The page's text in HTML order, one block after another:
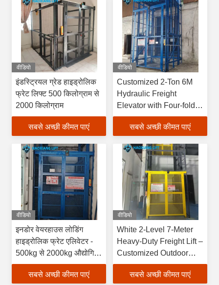
वीडियो
इंडस्ट्रियल ग्रेड हाइड्रोलिक
फ्रेट लिफ्ट 500 किलोग्राम से
2000 किलोग्राम
सबसे अच्छी कीमत पाएं
वीडियो
Customized 2-Ton 6M
Hydraulic Freight
Elevator with Four-fold
Door & Diamond Mesh
for Industrial Indoor
सबसे अच्छी कीमत पाएं
वीडियो
इनडोर वेयरहाउस लोडिंग
हाइड्रोलिक फ्रेट एलिवेटर -
500kg से 2000kg औद्योगिक
ग्रेड
सबसे अच्छी कीमत पाएं
वीडियो
White 2-Level 7-Meter
Heavy-Duty Freight Lift –
Customized Outdoor
Goods Elevator
Dedicated to Warehouse
सबसे अच्छी कीमत पाएं